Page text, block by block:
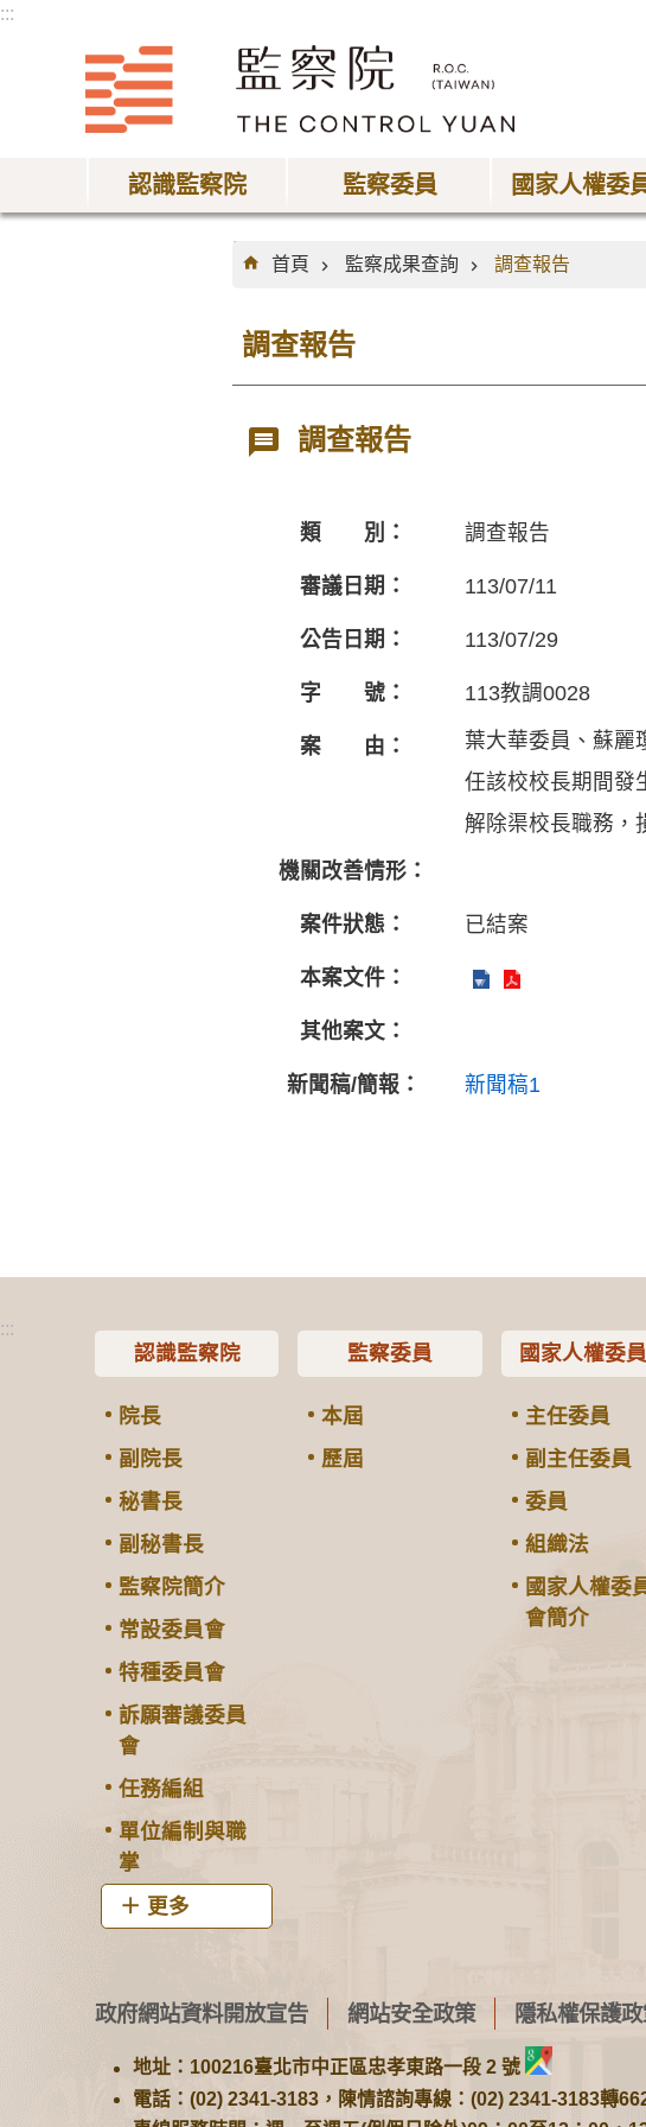
:::
認識監察院 監察委員 國家人權委
:::
首頁
監察成果查詢 調查報告
調查報告
調查報告
類 別： 調查報告
審議日期： 113/07/11
公告日期： 113/07/29
字 號： 113教調0028
案 由：
葉大華委員、蘇麗
任該校校長期間發
解除渠校長職務，
機關改善情形：
案件狀態： 已結案
本案文件：
其他案文：
新聞稿/簡報： 新聞稿1
:::
認識監察院
院長
副院長
秘書長
副秘書長
監察院簡介
常設委員會
特種委員會
訴願審議委員
會
任務編組
單位編制與職
掌
更多
監察委員
本屆
歷屆
國家人權委
主任委員
副主任委員
委員
組織法
國家人權委
會簡介
政府網站資料開放宣告 網站安全政策 隱私權保護
地址：100216臺北市中正區忠孝東路一段 2 號
電話：(02) 2341-3183，陳情諮詢專線：(02) 2341-3183轉